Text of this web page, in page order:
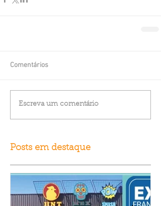
Comentários
Escreva um comentário
Posts em destaque